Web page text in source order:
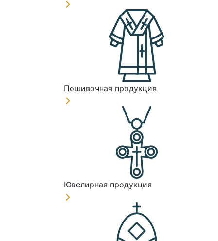
Пошивочная продукция
Ювелирная продукция